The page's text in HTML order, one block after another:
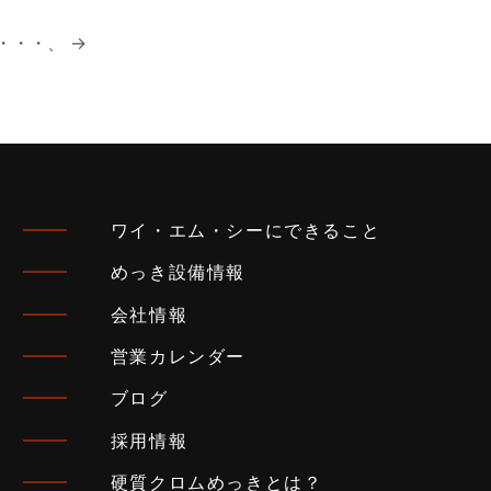
・・、 →
ワイ・エム・シーにできること
めっき設備情報
会社情報
営業カレンダー
ブログ
採用情報
硬質クロムめっきとは？